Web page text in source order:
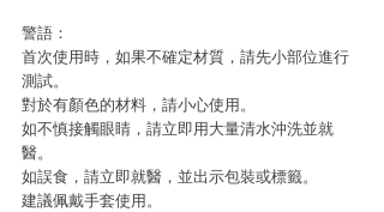
警語：
首次使用時，如果不確定材質，請先小部位進行
測試。
對於有顏色的材料，請小心使用。
如不慎接觸眼睛，請立即用大量清水沖洗並就
醫。
如誤食，請立即就醫，並出示包裝或標籤。
建議佩戴手套使用。